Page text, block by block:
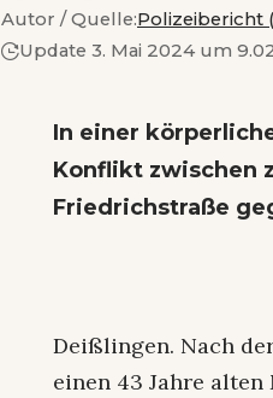
Autor / Quelle:Polizeibericht
Update 3. Mai 2024 um
In einer
Konflikt zwischen
Friedrichstraße
Deißlingen. Nach
einen 43 Jahre